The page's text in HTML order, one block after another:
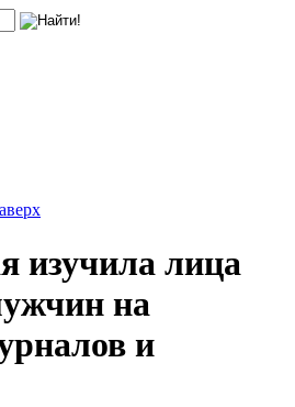
изучила лица
на
и